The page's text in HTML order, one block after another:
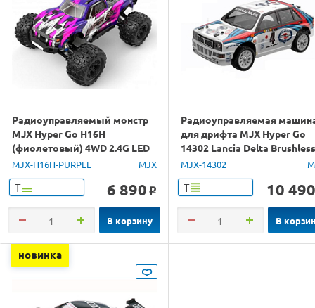
Радиоуправляемый монстр
MJX Hyper Go H16H
(фиолетовый) 4WD 2.4G LED
GPS 1/16 RTR
MJX-H16H-PURPLE MJX
Т 6 890 o
В корзину
Радиоуправляемая
для дрифта MJX Hyper Go
14302 Lancia Delta Brushless
4WD 2.4G LED 1/14 RTR
MJX-14302
Т 10 490
В
новинка